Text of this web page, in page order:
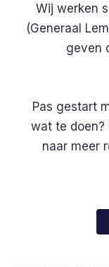
Wij werken
(Generaal
geven
Pas gestart
wat te doen?
naar meer